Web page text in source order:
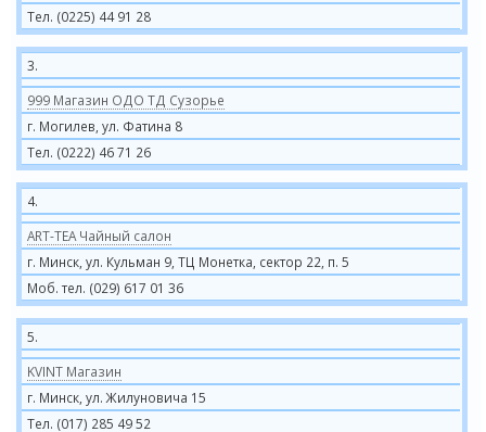
Тел. (0225) 44 91 28
3.
999 Магазин ОДО ТД Сузорье
г. Могилев, ул. Фатина 8
Тел. (0222) 46 71 26
4.
ART-TEA Чайный салон
г. Минск, ул. Кульман 9, ТЦ Монетка, сектор 22, п. 5
Моб. тел. (029) 617 01 36
5.
KVINT Магазин
г. Минск, ул. Жилуновича 15
Тел. (017) 285 49 52